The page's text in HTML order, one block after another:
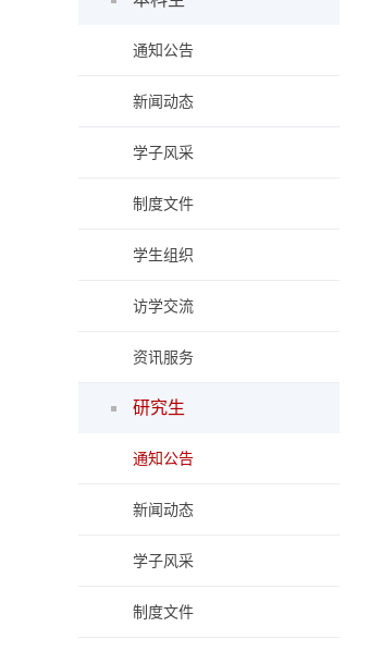
通知公告
新闻动态
学子风采
制度文件
学生组织
访学交流
资讯服务
研究生
通知公告
新闻动态
学子风采
制度文件